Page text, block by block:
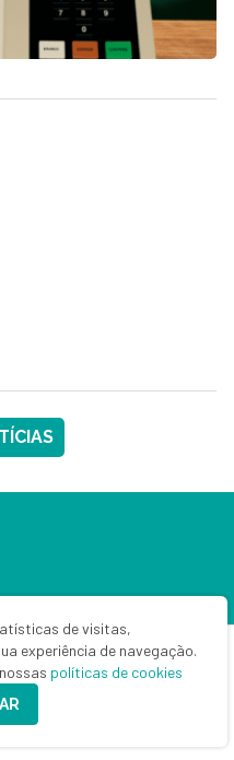
de visitas,
experiência de navegação.
políticas de cookies